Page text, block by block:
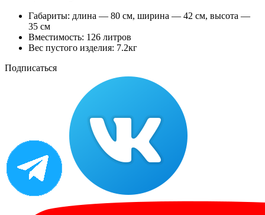
Габариты: длина — 80 см, ширина — 42 см, высота —
35 см
Вместимость: 126 литров
Вес пустого изделия: 7.2кг
Подписаться